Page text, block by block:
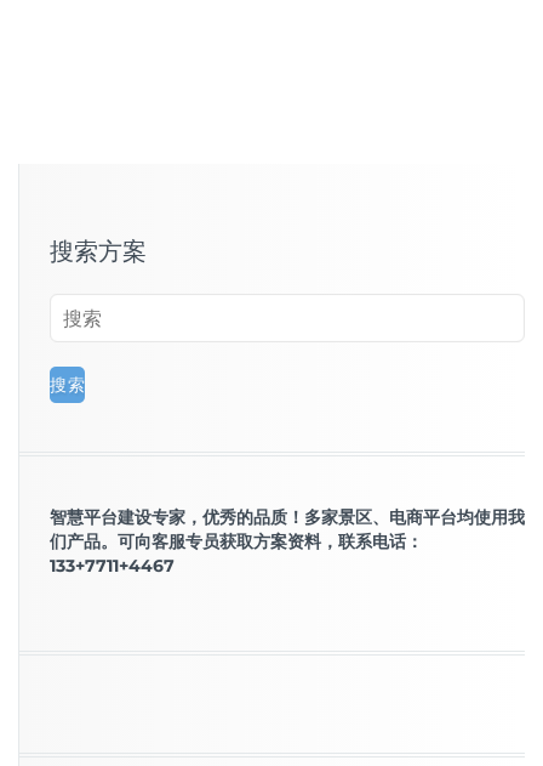
搜索方案
智慧平台建设专家，优秀的品质！多家景区、电商平台均使用我
们产品。可向客服专员获取方案资料，联系电话：
133+7711+4467